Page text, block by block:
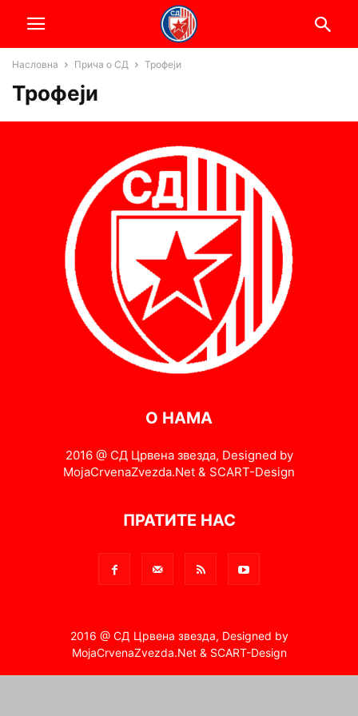
Насловна Прича о СД Трофеји
Трофеји
О НАМА
2016 @ СД Црвена звезда, Designed by
MojaCrvenaZvezda.Net & SCART-Design
ПРАТИТЕ НАС
2016 @ СД Црвена звезда, Designed by
MojaCrvenaZvezda.Net & SCART-Design